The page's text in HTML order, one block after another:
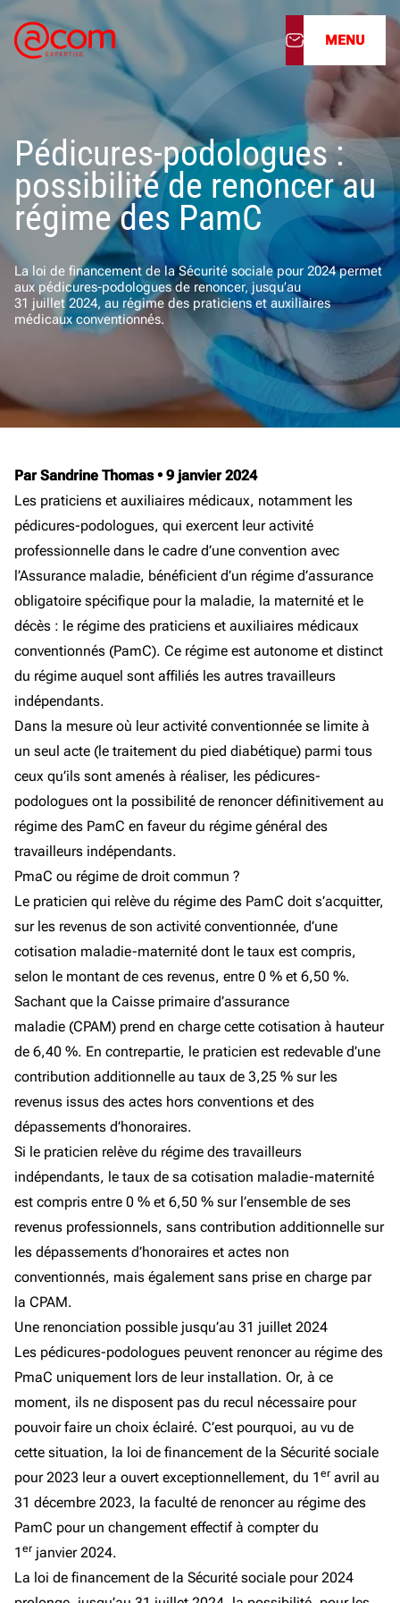
Nos services
Nos cabinets
Nos filiales
Actualités
Nous rejoindre
MENU
Pédicures-podologues :
possibilité de renoncer au
régime des PamC
La loi de financement de la Sécurité sociale pour 2024 permet
aux pédicures-podologues de renoncer, jusqu’au
31 juillet 2024, au régime des praticiens et auxiliaires
médicaux conventionnés.
Par Sandrine Thomas• 9 janvier 2024
Les praticiens et auxiliaires médicaux, notamment les
pédicures-podologues, qui exercent leur activité
professionnelle dans le cadre d’une convention avec
l’Assurance maladie, bénéficient d’un régime d’assurance
obligatoire spécifique pour la maladie, la maternité et le
décès : le régime des praticiens et auxiliaires médicaux
conventionnés (PamC). Ce régime est autonome et distinct
du régime auquel sont affiliés les autres travailleurs
indépendants.
Dans la mesure où leur activité conventionnée se limite à
un seul acte (le traitement du pied diabétique) parmi tous
ceux qu’ils sont amenés à réaliser, les pédicures-
podologues ont la possibilité de renoncer définitivement au
régime des PamC en faveur du régime général des
travailleurs indépendants.
PmaC ou régime de droit commun ?
Le praticien qui relève du régime des PamC doit s’acquitter,
sur les revenus de son activité conventionnée, d’une
cotisation maladie-maternité dont le taux est compris,
selon le montant de ces revenus, entre 0 % et 6,50 %.
Sachant que la Caisse primaire d’assurance
maladie (CPAM) prend en charge cette cotisation à hauteur
de 6,40 %. En contrepartie, le praticien est redevable d’une
contribution additionnelle au taux de 3,25 % sur les
revenus issus des actes hors conventions et des
dépassements d’honoraires.
Si le praticien relève du régime des travailleurs
indépendants, le taux de sa cotisation maladie-maternité
est compris entre 0 % et 6,50 % sur l’ensemble de ses
revenus professionnels, sans contribution additionnelle sur
les dépassements d’honoraires et actes non
conventionnés, mais également sans prise en charge par
la CPAM.
Une renonciation possible jusqu’au 31 juillet 2024
Les pédicures-podologues peuvent renoncer au régime des
PmaC uniquement lors de leur installation. Or, à ce
moment, ils ne disposent pas du recul nécessaire pour
pouvoir faire un choix éclairé. C’est pourquoi, au vu de
cette situation, la loi de financement de la Sécurité sociale
pour 2023 leur a ouvert exceptionnellement, du 1 er avril au
31 décembre 2023, la faculté de renoncer au régime des
PamC pour un changement effectif à compter du
1 er janvier 2024.
La loi de financement de la Sécurité sociale pour 2024